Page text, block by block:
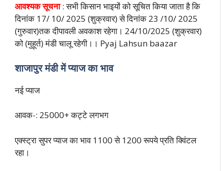
आवश्यक सूचना: सभी किसान भाइयों को सूचित किया जाता है कि
दिनांक 17/ 10/ 2025 (शुक्रवार) से दिनांक 23 /10/ 2025
(गुरुवार)तक दीपावली अवकाश रहेगा। 24/10/2025 (शुक्रवार)
को (मुहूर्त) मंडी चालू रहेगी।। Pyaj Lahsun baazar
शाजापुर मंडी में प्याज का भाव
नई प्याज
आवक-: 25000+ कट्टे लगभग
एक्स्ट्रा सुपर प्याज का भाव 1100 से 1200 रूपये प्रति क्विंटल
रहा।